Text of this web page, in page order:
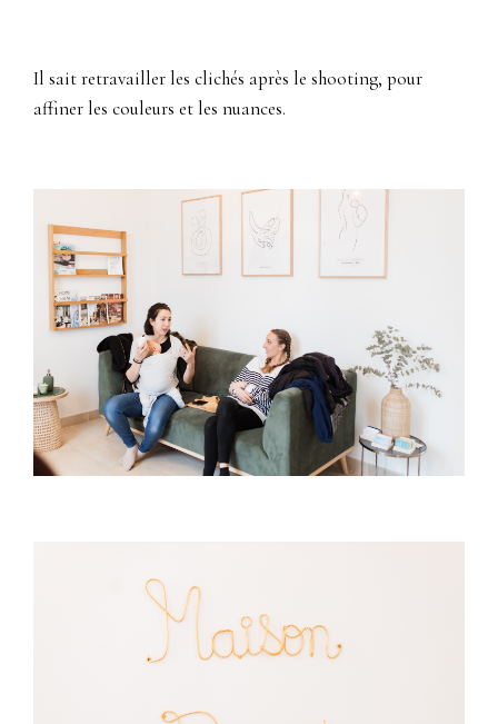
Il sait retravailler les clichés après le shooting, pour
affiner les couleurs et les nuances.